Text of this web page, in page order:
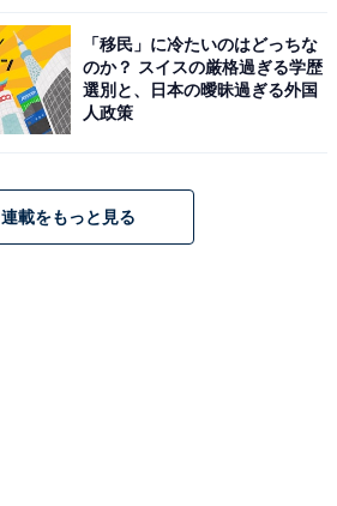
「移民」に冷たいのはどっちな
のか？ スイスの厳格過ぎる学歴
選別と、日本の曖昧過ぎる外国
人政策
連載をもっと見る